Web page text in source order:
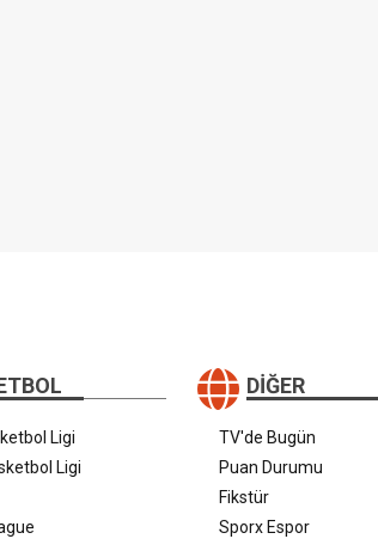
Ligi
Ligi
DIĞER
TV'de Bugün
Puan Durumu
Fikstür
Sporx Espor